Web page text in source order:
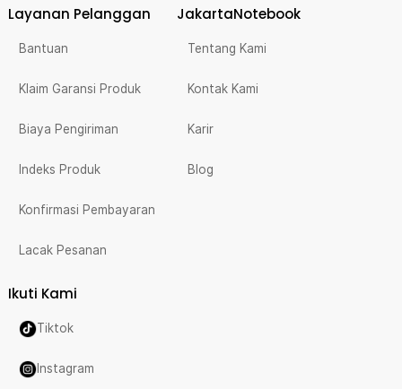
Layanan Pelanggan
Bantuan
Klaim Garansi Produk
Biaya Pengiriman
Indeks Produk
Konfirmasi Pembayaran
Lacak Pesanan
JakartaNotebook
Tentang Kami
Kontak Kami
Karir
Blog
Ikuti Kami
Tiktok
Instagram